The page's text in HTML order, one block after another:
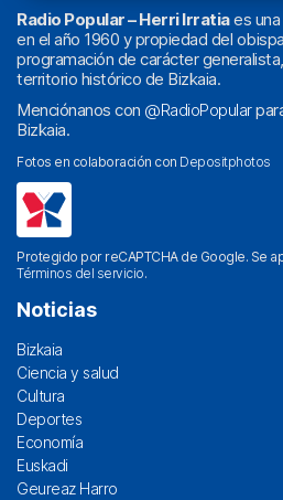
Radio Popular – Herri Irratiaes una
en el año 1960 y propiedad del
programación de carácter
territorio histórico de Bizkaia.
Menciónanos con @RadioPopular
Bizkaia.
Fotos en colaboración con Depositphotos
Protegido por reCAPTCHA de Google. Se
Términos del servicio.
Noticias
Bizkaia
Ciencia y salud
Cultura
Deportes
Economía
Euskadi
Geureaz Harro